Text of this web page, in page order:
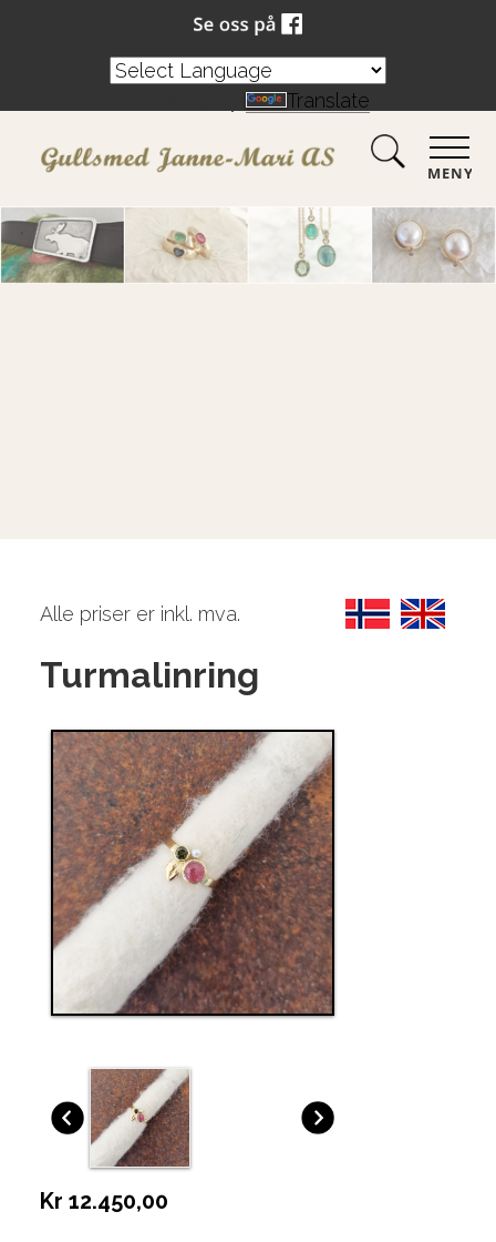
MENY
Alle priser er inkl. mva.
Turmalinring
Kr 12.450,00
Translate